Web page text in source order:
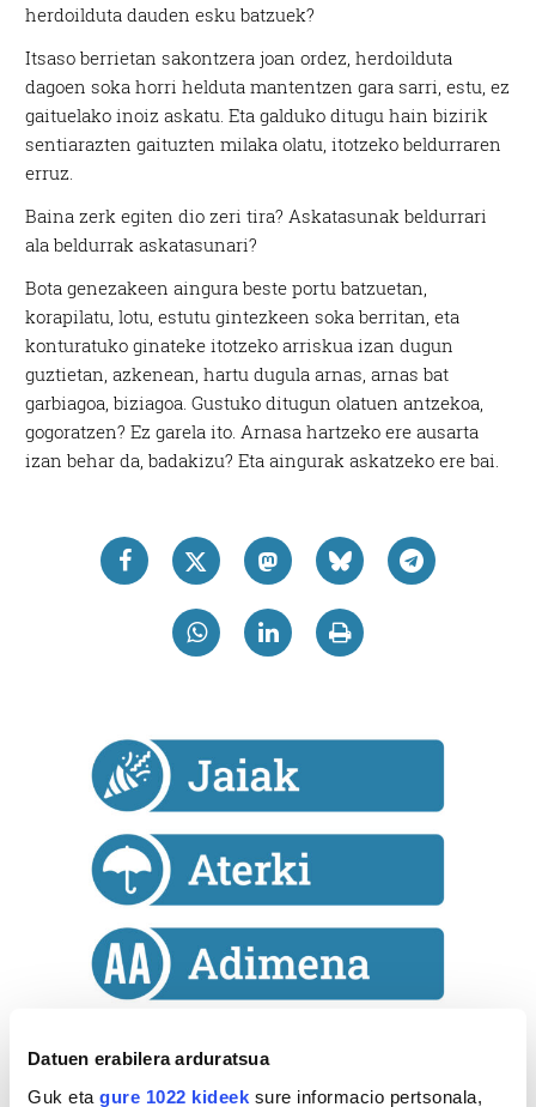
Datuen erabilera arduratsua
Guk eta gure 1022 kideek sure informacio pertsonala,
herdoilduta dauden esku batzuek?
Itsaso berrietan sakontzera joan ordez, herdoilduta
dagoen soka horri helduta mantentzen gara sarri, estu, ez
gaituelako inoiz askatu. Eta galduko ditugu hain bizirik
sentiarazten gaituzten milaka olatu, itotzeko beldurraren
erruz.
Baina zerk egiten dio zeri tira? Askatasunak beldurrari
ala beldurrak askatasunari?
Bota genezakeen aingura beste portu batzuetan,
korapilatu, lotu, estutu gintezkeen soka berritan, eta
konturatuko ginateke itotzeko arriskua izan dugun
guztietan, azkenean, hartu dugula arnas, arnas bat
garbiagoa, biziagoa. Gustuko ditugun olatuen antzekoa,
gogoratzen? Ez garela ito. Arnasa hartzeko ere ausarta
izan behar da, badakizu? Eta aingurak askatzeko ere bai.
Astekaria